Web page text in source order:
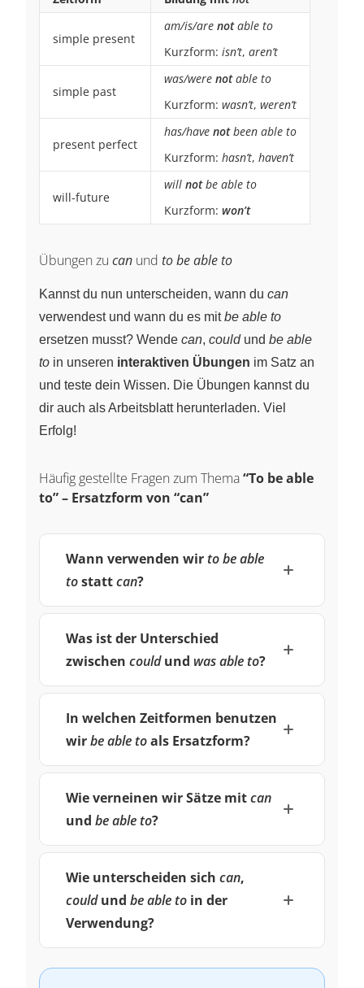
simple present
am/is/are notable to
Kurzform: isn’t, aren’t
simple past
was/were notable to
Kurzform: wasn’t, weren’t
present perfect
has/have notbeen able to
Kurzform: hasn’t, haven’t
will-future
will notbe able to
Kurzform: won’t
Übungen zu can und to be able to
Kannst du nun unterscheiden, wann du can
verwendest und wann du es mitbe able to
ersetzen musst? Wende can, couldund be able
to in unseren interaktiven Übungen im Satz an
und teste dein Wissen. Die Übungen kannst du
dir auch als Arbeitsblatt herunterladen. Viel
Erfolg!
Häufig gestellte Fragen zum Thema“To be able
to” – Ersatzform von “can”
Wann verwenden wir to be able
tostattcan?
Was ist der Unterschied
zwischen couldund was able to?
In welchen Zeitformen benutzen
wirbe able toals Ersatzform?
Wie verneinen wir Sätze mitcan
und be able to?
Wie unterscheiden sich can,
couldund be able to in der
Verwendung?